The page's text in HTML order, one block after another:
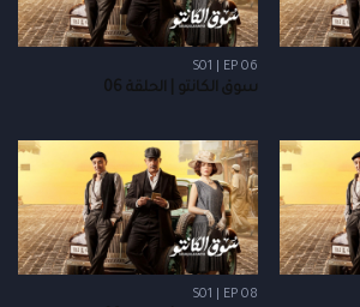
S01 | EP 06
سوق الكانتو | الحلقة 06
S01 | EP 08